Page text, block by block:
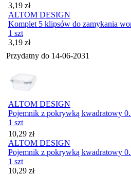
Cena
3,19 zł
ALTOM DESIGN
Komplet 5 klipsów do zamykania
1 szt
Cena
3,19 zł
Przydatny do 14-06-2031
ALTOM DESIGN
Pojemnik z pokrywką kwadratowy
1 szt
Cena
10,29 zł
ALTOM DESIGN
Pojemnik z pokrywką kwadratowy
1 szt
Cena
10,29 zł